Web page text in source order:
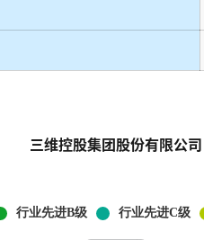
三维控股集团股份有限公司